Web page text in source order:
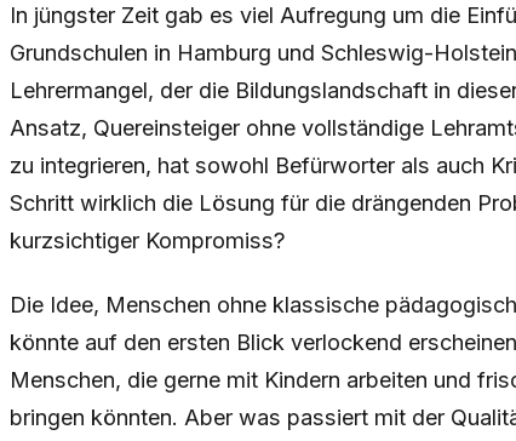
In jüngster Zeit gab es viel Aufregung um die
Grundschulen in Hamburg und Schleswig-
Lehrermangel, der die Bildungslandschaft in
Ansatz, Quereinsteiger ohne vollständige
zu integrieren, hat sowohl Befürworter als auch
Schritt wirklich die Lösung für die drängenden
kurzsichtiger Kompromiss?
Die Idee, Menschen ohne klassische
könnte auf den ersten Blick verlockend
Menschen, die gerne mit Kindern arbeiten und
bringen könnten. Aber was passiert mit der